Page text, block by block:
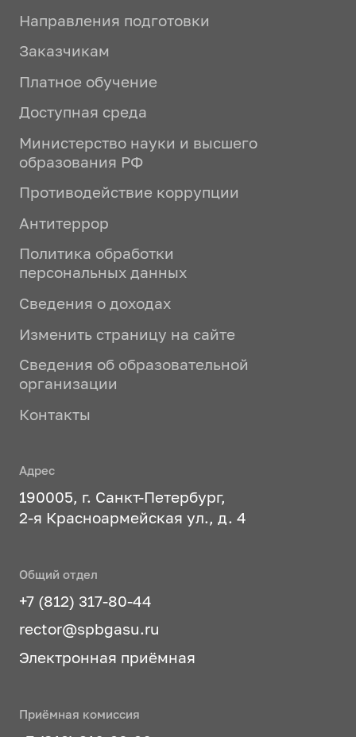
Направления подготовки
Заказчикам
Платное обучение
Доступная среда
Министерство науки и высшего
образования РФ
Противодействие коррупции
Антитеррор
Политика обработки
персональных данных
Сведения о доходах
Изменить страницу на сайте
Сведения об образовательной
организации
Контакты
Адрес
190005, г. Санкт-Петербург,
2-я Красноармейская ул., д. 4
Общий отдел
+7 (812) 317-80-44
rector@spbgasu.ru
Электронная приёмная
Приёмная комиссия